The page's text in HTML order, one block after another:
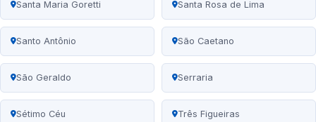
Santa Maria Goretti Santa Rosa de Lima
Santo Antônio São Caetano
São Geraldo Serraria
Sétimo Céu Três Figueiras